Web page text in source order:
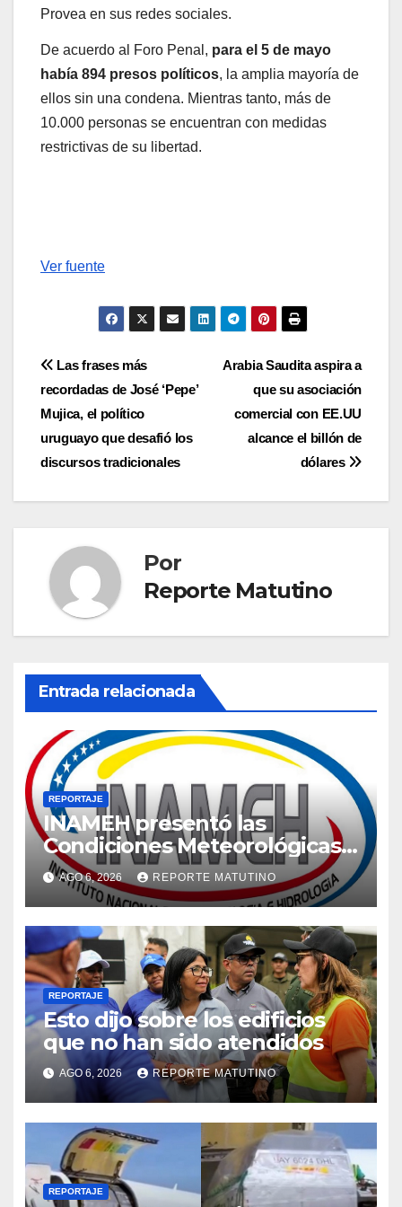
Provea en sus redes sociales.
De acuerdo al Foro Penal, para el 5 de mayo
había 894 presos políticos, la amplia mayoría de
ellos sin una condena. Mientras tanto, más de
10.000 personas se encuentran con medidas
restrictivas de su libertad.
Ver fuente
Navegación
de
entradas
Arabia Saudita aspira a
que su asociación
comercial con EE.UU
alcance el billón de
dólares
Las frases más
recordadas de José ‘Pepe’
Mujica, el político
uruguayo que desafió los
discursos tradicionales
Por
Reporte Matutino
Entrada relacionada
REPORTAJE
INAMEH presentó las
Condiciones Meteorológicas
para las próximas 24 horas,
de este jueves 6 de agosto
2026
AGO 6, 2026 REPORTE MATUTINO
REPORTAJE
Esto dijo sobre los edificios
que no han sido atendidos
AGO 6, 2026 REPORTE MATUTINO
REPORTAJE